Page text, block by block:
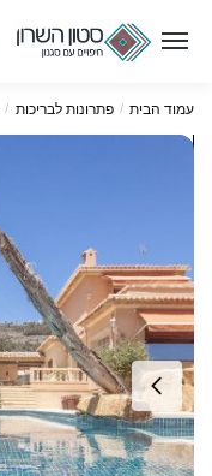
עמוד הבית / פתרונות לבריכות /